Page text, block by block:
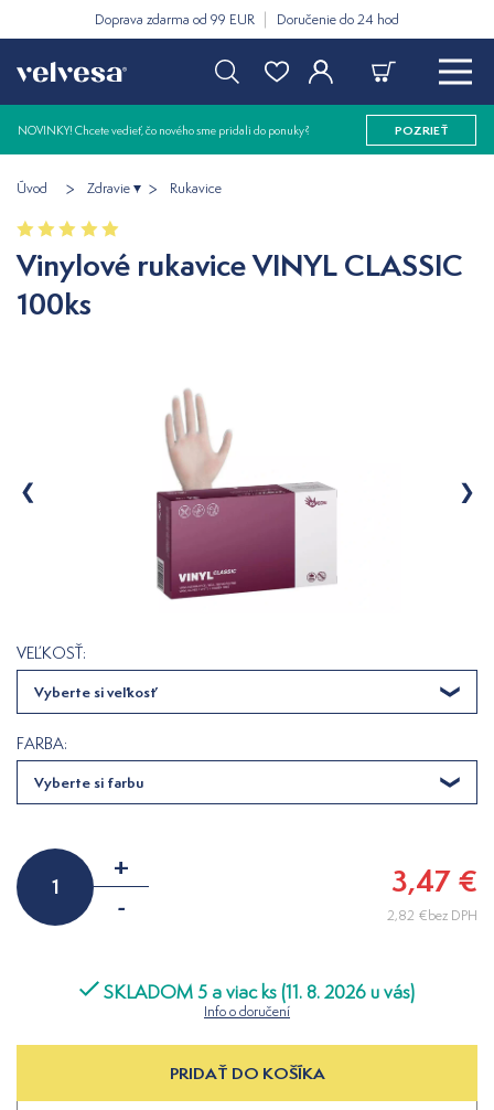
Doprava zdarma od 99 EUR Doručenie do 24 hod
NOVINKY! Chcete vedieť, čo nového sme pridali do ponuky? POZRIEŤ
Úvod Zdravie Rukavice
Vinylové rukavice VINYL CLASSIC
100ks
VEĽKOSŤ:
Vyberte si veľkosť
FARBA:
Vyberte si farbu
+
-
3,47 €
2,82 €bez DPH
SKLADOM 5 a viac ks (11. 8. 2026 u vás)
Info o doručení
PRIDAŤ DO KOŠÍKA